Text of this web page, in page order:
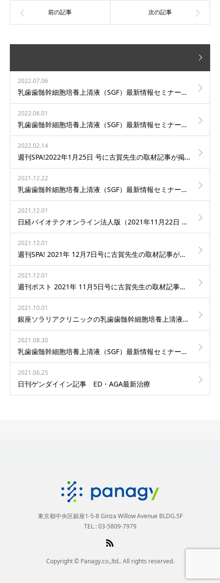
2022.07.06
乳歯歯髄幹細胞培養上清液（SGF）最新情報セミナーのご案内 8月4日（木）
2022.06.01
乳歯歯髄幹細胞培養上清液（SGF）最新情報セミナーのご案内 6月5日（日）
2022.02.14
週刊SPA!2022年1月25日 号に古賀先生の取材記事が掲載されました。
2021.12.22
乳歯歯髄幹細胞培養上清液（SGF）最新情報セミナーのご案内 1月22日（土）
2021.12.01
日経バイオテクオンライン法人版（2021年11月22日 公開） に古賀先生の取材記事が掲載されました。
2021.12.01
週刊SPA! 2021年 12月7日号に古賀先生の取材記事が掲載されました。
2021.12.01
週刊ポスト 2021年 11月5日号に古賀先生の取材記事が掲載されました。
2021.10.01
銀座ソラリアクリニックの乳歯歯髄幹細胞培養上清液による治療と銀座クリニックの培養上清液による治療は全く異なり別のものです。ご注意のほどお願い致します。
2021.08.30
乳歯歯髄幹細胞培養上清液（SGF）最新情報セミナーのご案内 9月21日（火）
2021.06.25
日刊ゲンダイイン記事 ED・AGA最新治療
東京都中央区銀座1-5-8 Ginza Willow Avenue BLDG.5F
TEL : 03-5809-7979
Copyright © Panagy.co.,ltd.. All rights reserved.